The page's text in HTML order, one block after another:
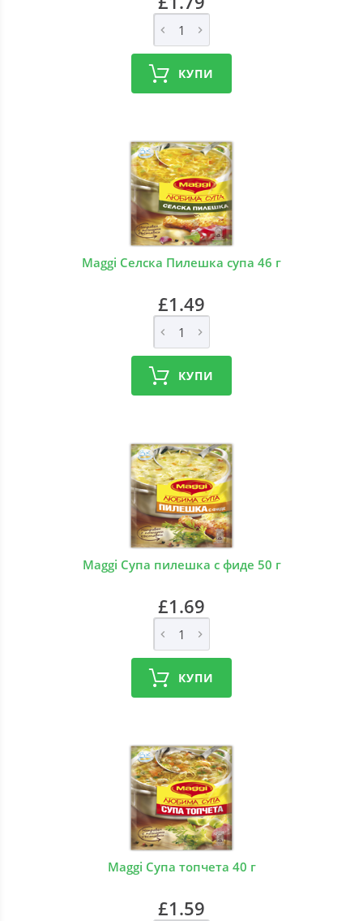
КУПИ
Maggi Селска Пилешка супа 46 г
£1.49
КУПИ
Maggi Супа пилешка с фиде 50 г
£1.69
КУПИ
Maggi Супа топчета 40 г
£1.59